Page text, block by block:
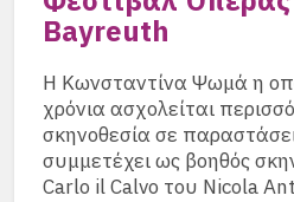
Bayreuth
Η Κωνσταντίνα Ψωμά η
χρόνια ασχολείται
σκηνοθεσία σε
συμμετέχει ως βοηθός
Carlo il Calvo του Nicola